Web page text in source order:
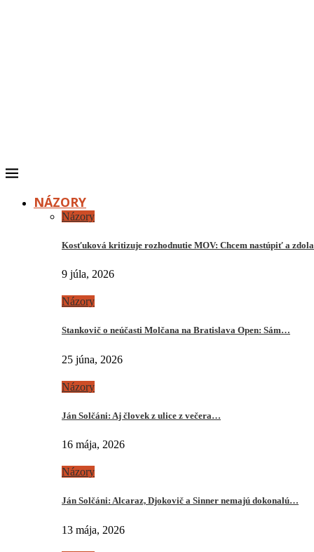
NÁZORY
Názory
Kosťuková kritizuje rozhodnutie MOV: Chcem nastúpiť a
9 júla, 2026
Názory
Stankovič o neúčasti Molčana na Bratislava Open: Sám…
25 júna, 2026
Názory
Ján Solčáni: Aj človek z ulice z večera…
16 mája, 2026
Názory
Ján Solčáni: Alcaraz, Djokovič a Sinner nemajú dokonalú…
13 mája, 2026